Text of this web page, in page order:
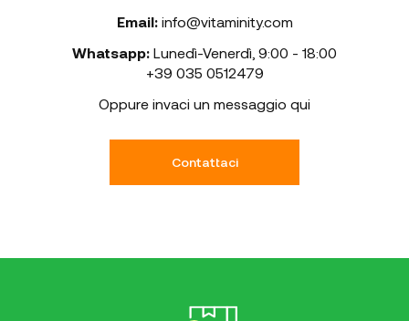
Email: info@vitaminity.com
Whatsapp: Lunedì-Venerdì 9:00 - 18:00
+39 035 0512479
Oppure invaci un messaggio qui
Contattaci